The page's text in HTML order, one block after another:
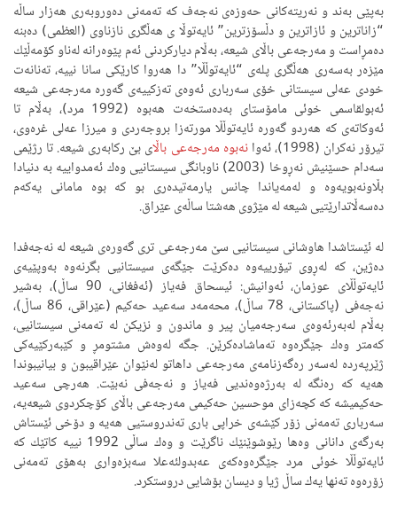
بەپێی بەند و نەریتەكانی حەوزەی نەجەف كە تەمەنی دەوروبەری هەزار ساڵە
“زاناترین و ئازاترین و دڵسۆزترین” ئایەتوڵا ی هەڵگری نازناوی (العظمى) دەبنە
دەمڕاست و مەرجەعی باڵای شیعە، بەڵام دیاركردنی ئەم پێوەرانە لەناو كۆمەڵێك
مێزەر بەسەری هەڵگری پلەی “ئایەتوڵڵا” دا هەروا كارێكی سانا نییە، تەنانەت
خودی عەلی سیستانی خۆی سەرباری ئەوەی تەزكییەی گەورە مەرجەعی شیعە
ئەبولقاسمی خوئی مامۆستای بەدەستخەت هەبوە (1992 مرد)، بەڵام تا
ئەوكاتەی كە هەردو گەورە ئایەتوڵڵا مورتەزا بروجەردی و میرزا عەلی غرەوی،
تیرۆر نەكران (1998)، ئەوا
نەبوە مەرجەعی باڵای بێ ركابەری شیعە. تا رژێمی
سەدام حسێنیش نەڕوخا (2003) ناوبانگی سیستانیی وەك ئەمدواییە بە دنیادا
بڵاونەبویەوە و لەمەیاندا چانس یارمەتیدەری بو كە بوە مامانی یەكەم
دەسەڵاتدارێتیی شیعە لە مێژوی هەشتا ساڵەی عێراق.
لە ئێستاشدا هاوشانی سیستانیی سێ مەرجەعی تری گەورەی شیعە لە نەجەفدا
دەژین، كە لەڕوی تیۆرییەوە دەكرێت جێگەی سیستانیی بگرنەوە بەوپێیەی
ئایەتوڵڵای عوزمان، ئەوانیش: ئیسحاق فەیاز (ئەفغانی، 90 ساڵ)، بەشیر
نەجەفی (پاكستانی، 78 ساڵ)، محەمەد سەعید حەكیم (عێراقی، 86 ساڵ)،
بەڵام لەبەرئەوەی سەرجەمیان پیر و ماندون و نزیكن لە تەمەنی سیستانیی،
كەمتر وەك جێگرەوە تەماشادەكرێن. جگە لەوەش مشتومڕ و كێبەركێیەكی
ژێرپەردە لەسەر رەگەزنامەی مەرجەعی داهاتو لەنێوان عێراقیبون و بیانیبوندا
هەیە كە رەنگە لە بەرژەوەندیی فەیاز و نەجەفی نەبێت. هەرچی سەعید
حەكیمیشە كە كچەزای موحسین حەكیمی مەرجەعی باڵای كۆچكردوی شیعەیە،
سەرباری تەمەنی زۆر كێشەی خراپی باری تەندروستیی هەیە و دۆخی ئێستاش
بەرگەی دانانی وەها رێوشوێنێك ناگرێت و وەك ساڵی 1992 نییە كاتێك كە
ئایەتوڵڵا خوئی مرد جێگرەوەكەی عەبدولئەعلا سەبزەواری بەهۆی تەمەنی
زۆرەوە تەنها یەك ساڵ ژیا و دیسان بۆشایی دروستكرد.